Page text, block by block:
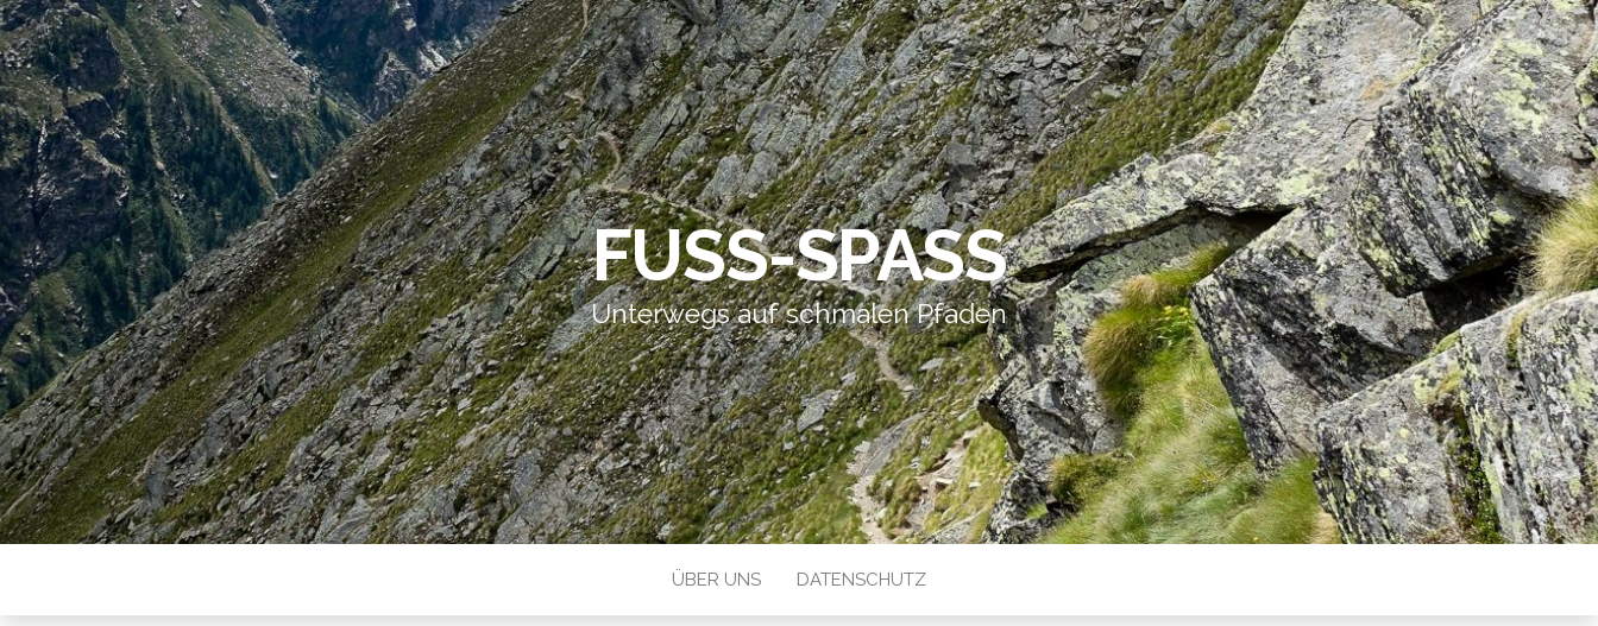
FUSS-SPASS
Unterwegs auf schmalen Pfaden
ÜBER UNS DATENSCHUTZ